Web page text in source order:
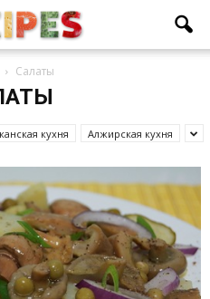
Салаты
кухня Алжирская кухня